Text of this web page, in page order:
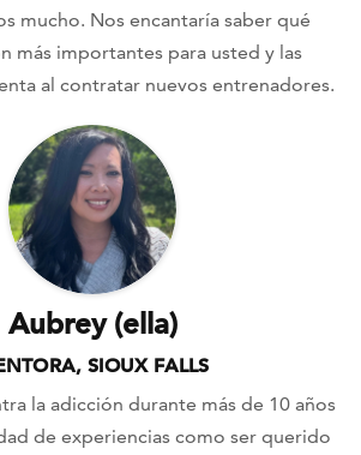
mucho. Nos encantaría saber qué
más importantes para usted y las
al contratar nuevos entrenadores.
Aubrey (ella)
SIOUX FALLS
la adicción durante más de 10 años
de experiencias como ser querido